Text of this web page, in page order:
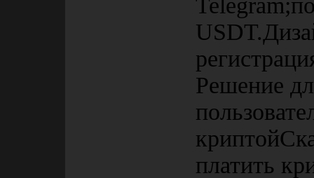
Решение
платить